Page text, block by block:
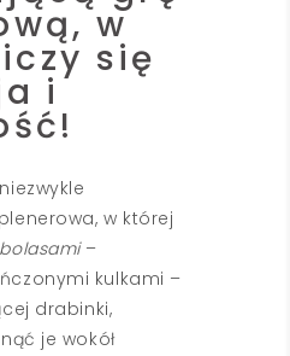
w
się
i
w której
bolasami–
kulkami –
drabinki,
je wokół